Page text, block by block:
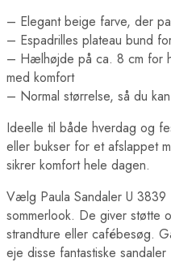
– Elegant beige farve, der
– Espadrilles plateau bund
– Hælhøjde på ca. 8 cm for
med komfort
– Normal størrelse, så du
Ideelle til både hverdag og
eller bukser for et afslappet
sikrer komfort hele dagen.
Vælg Paula Sandaler U
sommerlook. De giver støtte
strandture eller cafébesøg.
eje disse fantastiske sandaler